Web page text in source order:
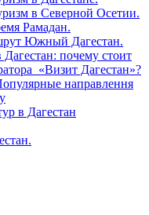
в Северной Осетии.
Рамадан.
Южный Дагестан.
почему стоит
«Визит Дагестан»?
направлення
в Дагестан